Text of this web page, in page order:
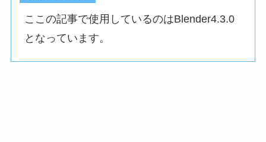
ここの記事で使用しているのはBlender4.3.0
となっています。